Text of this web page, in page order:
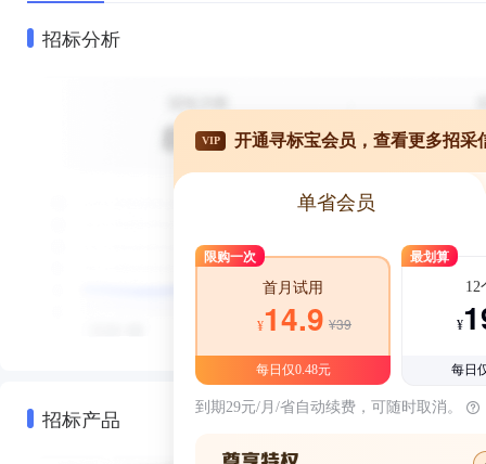
招标分析
招标产品
VIP 开通寻标宝会员，查看更多招采
单省会员
限购一次
首月试用
¥14.9 ¥39
每日仅0.48元
最划算
12
¥
每日
到期29元/月/省自动续费，可随时取消。